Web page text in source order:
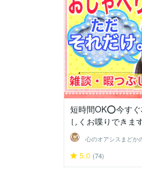
短時間OK⭕️今す
しくお喋りできま
心のオアシスまどか
5.0 (74)